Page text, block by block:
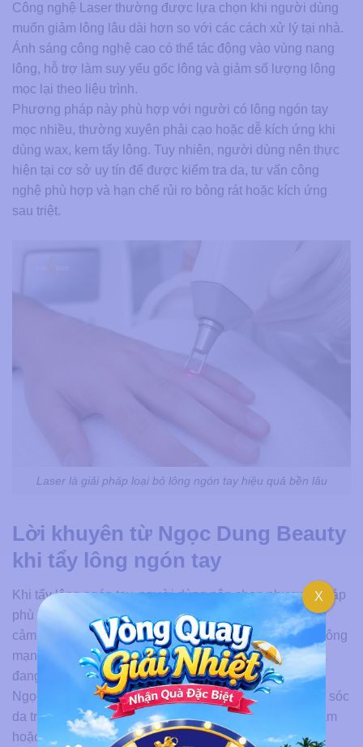
Công nghệ Laser thường được lựa chọn khi người dùng
muốn giảm lông lâu dài hơn so với các cách xử lý tại nhà.
Ánh sáng công nghệ cao có thể tác động vào vùng nang
lông, hỗ trợ làm suy yếu gốc lông và giảm số lượng lông
mọc lại theo liệu trình.
Phương pháp này phù hợp với người có lông ngón tay
mọc nhiều, thường xuyên phải cạo hoặc dễ kích ứng khi
dùng wax, kem tẩy lông. Tuy nhiên, người dùng nên thực
hiện tại cơ sở uy tín để được kiểm tra da, tư vấn công
nghệ phù hợp và hạn chế rủi ro bỏng rát hoặc kích ứng
sau triệt.
Laser là giải pháp loại bỏ lông ngón tay hiệu quả bền lâu
Lời khuyên từ Ngọc Dung Beauty
khi tẩy lông ngón tay
Khi tẩy lông ngón tay, người dùng nên chọn phương pháp
phù hợp với tình trạng da, mật độ lông và mức độ nhạy
cảm của vùng tay. Không nên tự ý dùng sản phẩm tẩy lông
mạnh, waxing quá sát hoặc nhổ lông bằng nhíp nếu da
đang trầy xước, nổi mẩn hoặc dễ kích ứng.
Ngọc Dung Beauty khuyến nghị người dùng cần chăm sóc
da trước và sau khi tẩy lông để hạn chế đỏ rát, thâm sạm
hoặc viêm nang lông. Sau khi tẩy lông, nên dưỡng ẩm
X